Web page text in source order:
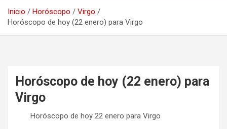
Inicio Horóscopo
Virgo
Horóscopo de hoy (22 enero) para Virgo
Horóscopo de hoy (22 enero) para
Virgo
Horóscopo de hoy 22 enero para Virgo